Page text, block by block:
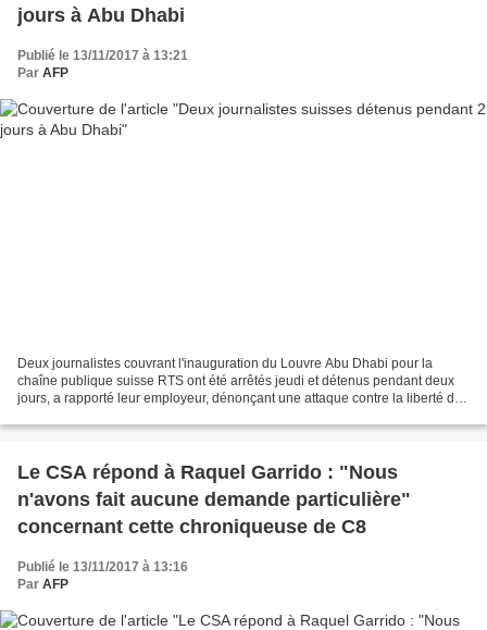
jours à Abu Dhabi
Publié le 13/11/2017 à 13:21
Par AFP
Deux journalistes couvrant l'inauguration du Louvre Abu Dhabi pour la
chaîne publique suisse RTS ont été arrêtés jeudi et détenus pendant deux
jours, a rapporté leur employeur, dénonçant une attaque contre la liberté de
Le CSA répond à Raquel Garrido : "Nous
n'avons fait aucune demande particulière"
concernant cette chroniqueuse de C8
Publié le 13/11/2017 à 13:16
Par AFP